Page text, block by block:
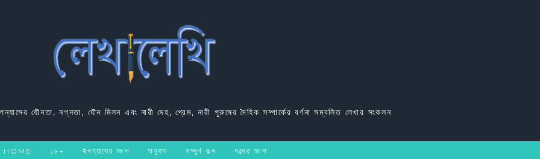
যৌনতা, নগ্নতা, যৌন মিলন এবং নারী দেহ, প্রেম, নারী পুরুষের দৈহিক সম্পার্কের বর্ণনা সম্বলিত লেখার সংকলন
HOME ১৮+ উপন্যাসের অংশ অনুবাদ সম্পুর্ণ গল্প গল্পের অংশ